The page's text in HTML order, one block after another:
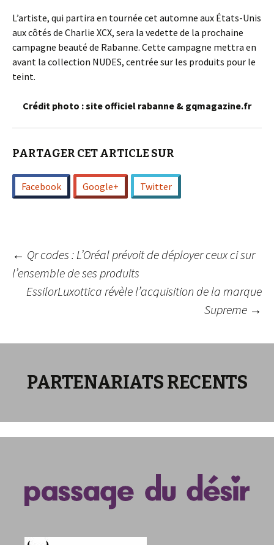
L’artiste, qui partira en tournée cet automne aux États-Unis
aux côtés de Charlie XCX, sera la vedette de la prochaine
campagne beauté de Rabanne. Cette campagne mettra en
avant la collection NUDES, centrée sur les produits pour le
teint.
Crédit photo : site officiel rabanne & gqmagazine.fr
PARTAGER CET ARTICLE SUR
Facebook Google+ Twitter
Navigation
des
articles
← Qr codes : L’Oréal prévoit de déployer ceux ci sur
l’ensemble de ses produits
EssilorLuxottica révèle l’acquisition de la marque
Supreme →
PARTENARIATS RECENTS